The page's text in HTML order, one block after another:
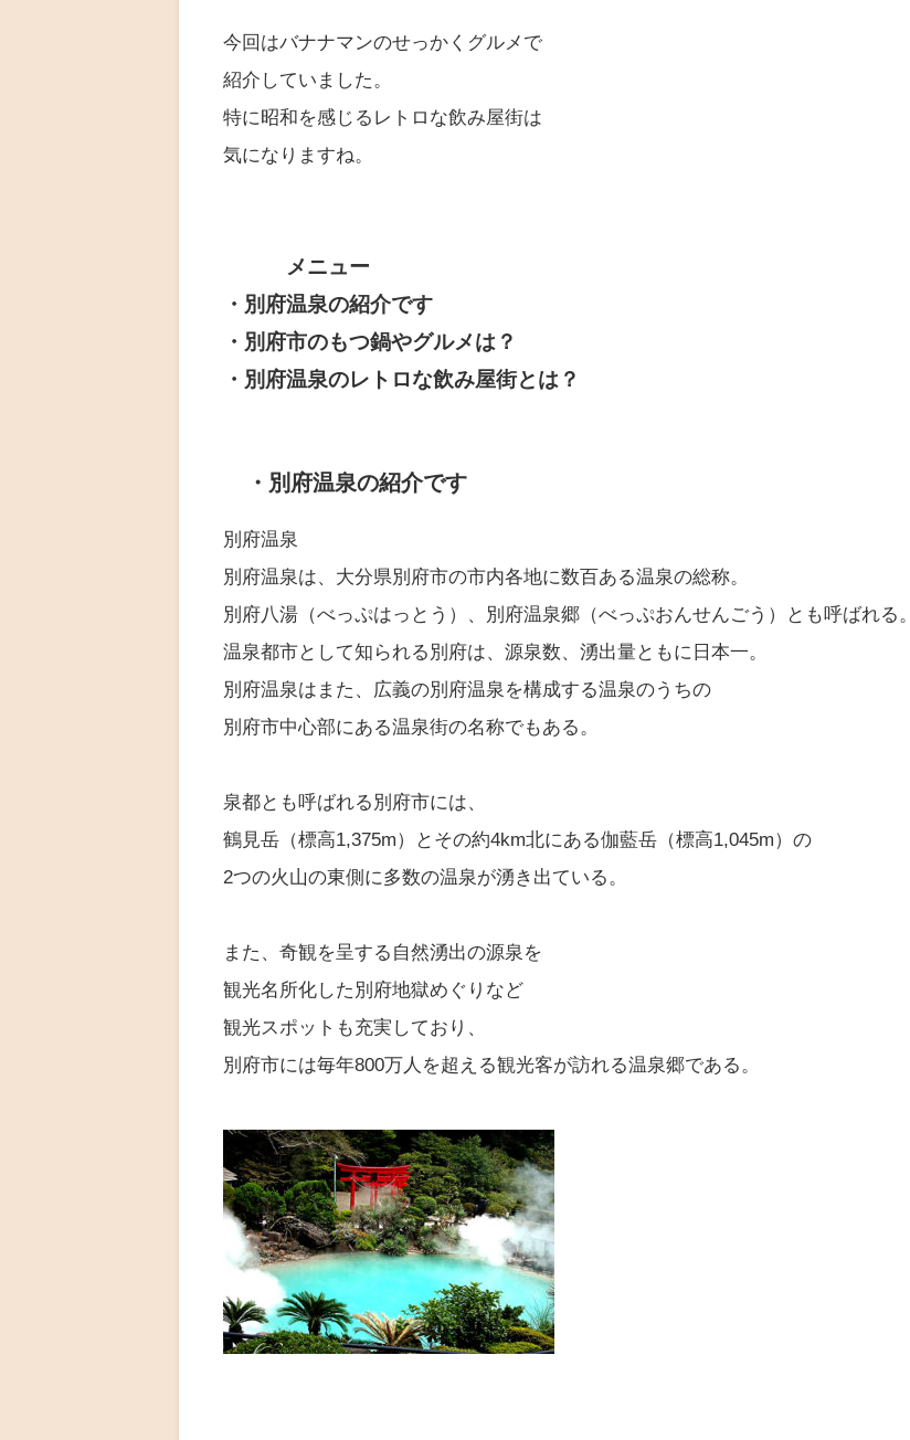
今回はバナナマンのせっかくグルメで
紹介していました。
特に昭和を感じるレトロな飲み屋街は
気になりますね。
メニュー
・別府温泉の紹介です
・別府市のもつ鍋やグルメは？
・別府温泉のレトロな飲み屋街とは？
・別府温泉の紹介です
別府温泉
別府温泉は、大分県別府市の市内各地に数百ある温泉の総称。
別府八湯（べっぷはっとう）、別府温泉郷（べっぷおんせんごう）とも呼ばれる。
温泉都市として知られる別府は、源泉数、湧出量ともに日本一。
別府温泉はまた、広義の別府温泉を構成する温泉のうちの
別府市中心部にある温泉街の名称でもある。
泉都とも呼ばれる別府市には、
鶴見岳（標高1,375m）とその約4km北にある伽藍岳（標高1,045m）の
2つの火山の東側に多数の温泉が湧き出ている。
また、奇観を呈する自然湧出の源泉を
観光名所化した別府地獄めぐりなど
観光スポットも充実しており、
別府市には毎年800万人を超える観光客が訪れる温泉郷である。